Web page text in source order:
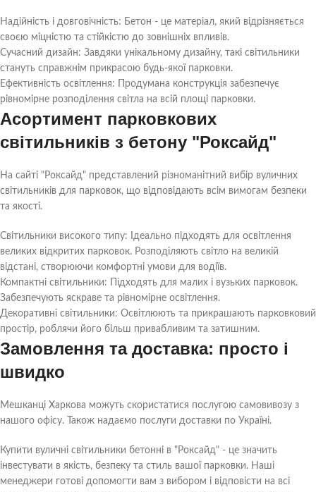
Надійність і довговічність: Бетон - це матеріал, який відрізняється
своєю міцністю та стійкістю до зовнішніх впливів.
Сучасний дизайн: Завдяки унікальному дизайну, такі світильники
стануть справжнім прикрасою будь-якої парковки.
Ефективність освітлення: Продумана конструкція забезпечує
рівномірне розподілення світла на всій площі парковки.
Асортимент парковкових
світильників з бетону "Роксайд"
На сайті "Роксайд" представлений різноманітний вибір вуличних
світильників для парковок, що відповідають всім вимогам безпеки
та якості.
Світильники високого типу: Ідеально підходять для освітлення
великих відкритих парковок. Розподіляють світло на великій
відстані, створюючи комфортні умови для водіїв.
Компактні світильники: Підходять для малих і вузьких парковок.
Забезпечують яскраве та рівномірне освітлення.
Декоративні світильники: Освітлюють та прикрашають парковковий
простір, роблячи його більш привабливим та затишним.
Замовлення та доставка: просто і
швидко
Мешканці Харкова можуть скористатися послугою самовивозу з
нашого офісу. Також надаємо послуги доставки по Україні.
Купити вуличні світильники бетонні в "Роксайд" - це значить
інвестувати в якість, безпеку та стиль вашої парковки. Наші
менеджери готові допомогти вам з вибором і відповісти на всі